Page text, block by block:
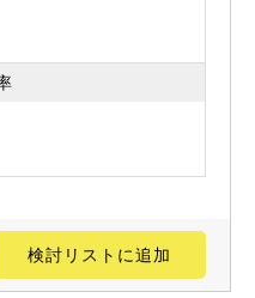
検討リスト に追加